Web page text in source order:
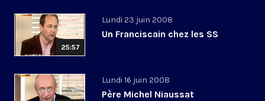
25:57
Lundi 23 juin 2008
Un Franciscain chez les SS
Lundi 16 juin 2008
Père Michel Niaussat